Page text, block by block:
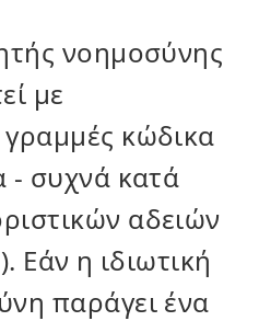
νοημοσύνης
με
κώδικα
- συχνά κατά
αδειών
Εάν η ιδιωτική
παράγει ένα